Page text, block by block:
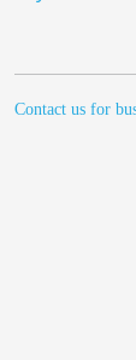
Contact us for